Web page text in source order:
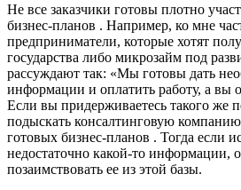
Не все заказчики готовы плотно
бизнес-планов . Например, ко мне
предприниматели, которые хотят
государства либо микрозайм под
рассуждают так: «Мы готовы дать
информации и оплатить работу, а вы
Если вы придерживаетесь такого же
подыскать консалтинговую
готовых бизнес-планов . Тогда если
недостаточно какой-то информации,
позаимствовать ее из этой базы.